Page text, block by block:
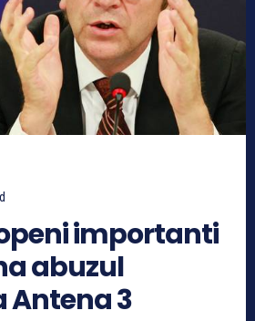
importanti
abuzul
3